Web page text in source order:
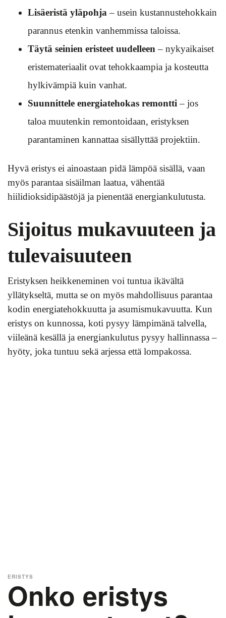
Lisäeristä yläpohja – usein kustannustehokkain
parannus etenkin vanhemmissa taloissa.
Täytä seinien eristeet uudelleen – nykyaikaiset
eristemateriaalit ovat tehokkaampia ja kosteutta
hylkivämpiä kuin vanhat.
Suunnittele energiatehokas remontti – jos
taloa muutenkin remontoidaan, eristyksen
parantaminen kannattaa sisällyttää projektiin.
Hyvä eristys ei ainoastaan pidä lämpöä sisällä, vaan
myös parantaa sisäilman laatua, vähentää
hiilidioksidipäästöjä ja pienentää energiankulutusta.
Sijoitus mukavuuteen ja
tulevaisuuteen
Eristyksen heikkeneminen voi tuntua ikävältä
yllätykseltä, mutta se on myös mahdollisuus parantaa
kodin energiatehokkuutta ja asumismukavuutta. Kun
eristys on kunnossa, koti pysyy lämpimänä talvella,
viileänä kesällä ja energiankulutus pysyy hallinnassa –
hyöty, joka tuntuu sekä arjessa että lompakossa.
Onko eristys
ERISTYS